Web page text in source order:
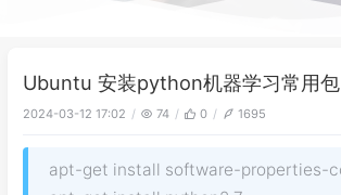
Ubuntu 安装python机器学习常用包
2024-03-12 17:02 74 0 1695
apt-get install software-properties-